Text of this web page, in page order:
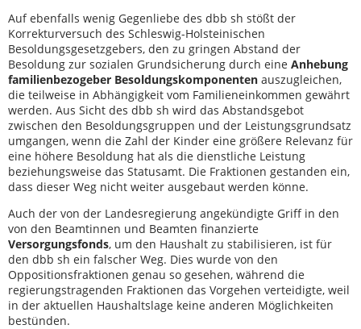
Auf ebenfalls wenig Gegenliebe des dbb sh stößt der
Korrekturversuch des Schleswig-Holsteinischen
Besoldungsgesetzgebers, den zu gringen Abstand der
Besoldung zur sozialen Grundsicherung durch eine Anhebung
familienbezogeber Besoldungskomponenten auszugleichen,
die teilweise in Abhängigkeit vom Familieneinkommen gewährt
werden. Aus Sicht des dbb sh wird das Abstandsgebot
zwischen den Besoldungsgruppen und der Leistungsgrundsatz
umgangen, wenn die Zahl der Kinder eine größere Relevanz für
eine höhere Besoldung hat als die dienstliche Leistung
beziehungsweise das Statusamt. Die Fraktionen gestanden ein,
dass dieser Weg nicht weiter ausgebaut werden könne.
Auch der von der Landesregierung angekündigte Griff in den
von den Beamtinnen und Beamten finanzierte
Versorgungsfonds, um den Haushalt zu stabilisieren, ist für
den dbb sh ein falscher Weg. Dies wurde von den
Oppositionsfraktionen genau so gesehen, während die
regierungstragenden Fraktionen das Vorgehen verteidigte, weil
in der aktuellen Haushaltslage keine anderen Möglichkeiten
bestünden.